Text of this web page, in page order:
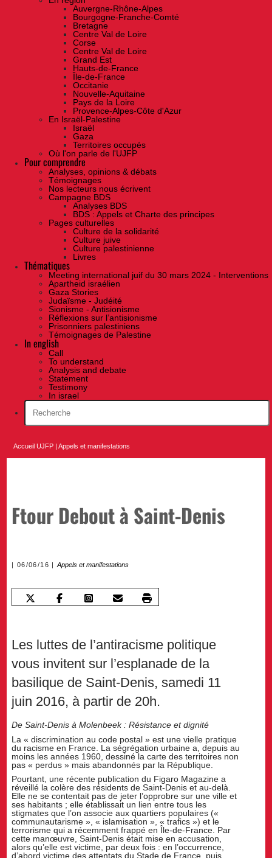
Auvergne-Rhône-Alpes
Bourgogne-Franche-Comté
Bretagne
Centre Val de Loire
Corse
Centre Val de Loire
Grand Est
Hauts-de-France
Île-de-France
Occitanie
Nouvelle-Aquitaine
Pays de la Loire
Provence-Alpes-Côte d'Azur
En Israël-Palestine
Israël
Gaza
Territoires occupés
Où l'on parle de l'UJFP
Pour comprendre
Analyses, opinions & débats
Témoignages
Nos lecteurs nous écrivent
Campagne BDS
Analyses BDS
BDS : Appels et Charte des principes
Pages culturelles
Culture de la solidarité
Culture juive
Culture palestinienne
Livres
Thématiques
Meeting international juif du 30 mars 2024 - Interventions
Apartheid israélien
Gaza Stories
Judaïsme - Judéité
Sionisme - Antisionisme
Réflexions sur l’antisionisme
Prisonniers palestiniens
Témoignages de Palestine
In english
Call
To understand
Analysis and debate
Statement
Testimony
In israel
Accueil UJFP |Appels et manifestations
Ftour Debout à Saint-Denis
06/06/16 Appels et manifestations
Les luttes de l’antiracisme politique
vous invitent sur l’esplanade de la
basilique de Saint-Denis, samedi 11
juin 2016, à partir de 20h.
De Saint-Denis à Molenbeek : Résistance et dignité
La « discrimination au code postal » est une vielle pratique
du racisme en France. La ségrégation urbaine a, depuis au
moins les années 1960, dessiné la carte des territoires non
pas « perdus » mais abandonnés par la République.
Pourtant, une récente publication du Figaro Magazine a
réveillé la colère des résidents de Saint-Denis et au-delà.
Elle ne se contentait pas de jeter l’opprobre sur une ville et
ses habitants ; elle établissait un lien entre tous les
stigmates que l’on associe aux quartiers populaires («
communautarisme », « islamisation », « trafics ») et le
terrorisme qui a récemment frappé en Île-de-France. Par
cette manœuvre, Saint-Denis était mise en accusation,
alors qu’elle est victime, par deux fois : en l’occurrence,
d’abord victime des attentats du Stade de France, puis